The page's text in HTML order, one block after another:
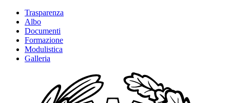
Trasparenza
Albo
Documenti
Formazione
Modulistica
Galleria